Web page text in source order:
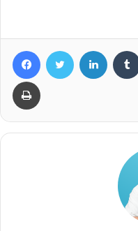
FacebookTwitter LinkedIn
Imprimir